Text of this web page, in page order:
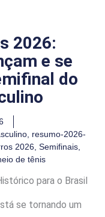
2026:
e se
do
, resumo-2026-
2026 Semifinais
de tênis
para o Brasil
se tornando um